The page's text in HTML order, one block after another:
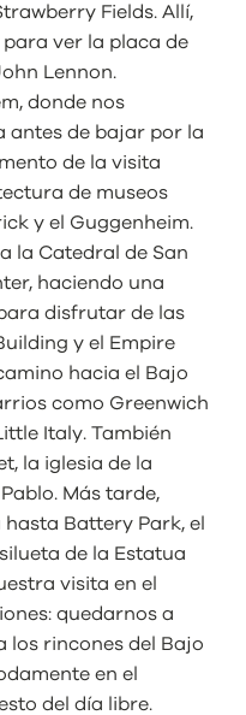
Fields. Allí,
ver la placa de
Lennon.
donde nos
antes de bajar por la
de la visita
de museos
y el Guggenheim.
la Catedral de San
haciendo una
disfrutar de las
y el Empire
hacia el Bajo
como Greenwich
Italy. También
la iglesia de la
Más tarde,
Battery Park, el
de la Estatua
visita en el
quedarnos a
los rincones del Bajo
en el
del día libre.